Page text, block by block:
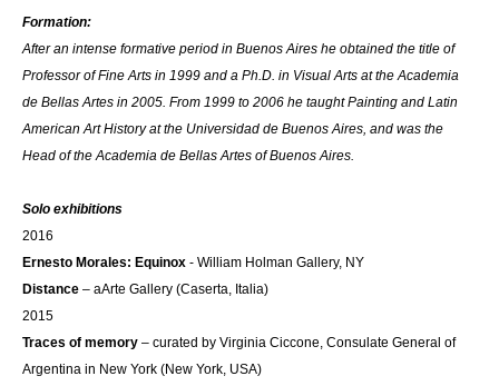
Formation:
After an intense formative period in Buenos Aires he obtained the title of
Professor of Fine Arts in 1999 and a Ph.D. in Visual Arts at the Academia
de Bellas Artes in 2005. From 1999 to 2006 he taught Painting and Latin
American Art History at the Universidad de Buenos Aires, and was the
Head of the Academia de Bellas Artes of Buenos Aires.
Solo exhibitions
2016
Ernesto Morales: Equinox - William Holman Gallery, NY
Distance – aArte Gallery (Caserta, Italia)
2015
Traces of memory – curated by Virginia Ciccone, Consulate General of
Argentina in New York (New York, USA)